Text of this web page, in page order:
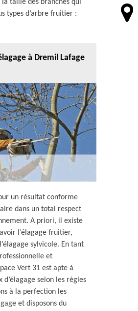
taille des branches qui
types d’arbre fruitier :
à Dremil Lafage
un résultat conforme
dans un total respect
A priori, il existe
l’élagage fruitier,
sylvicole. En tant
et
Vert 31 est apte à
selon les règles
à la perfection les
et disposons du